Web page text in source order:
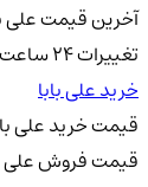
آخرین قیمت علی
تغییرات 24 ساعت
خرید علی بابا
قیمت خرید علی
قیمت فروش علی